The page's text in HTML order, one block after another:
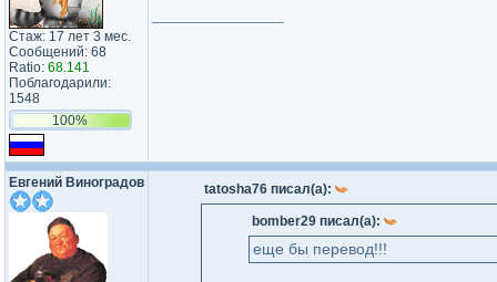
Стаж: 17 лет 3 мес.
Сообщений: 68
Ratio: 68.141
Поблагодарили:
1548
100%
Евгений Виноградов tatosha76 писал(а):
bomber29 писал(а):
еще бы перевод!!!